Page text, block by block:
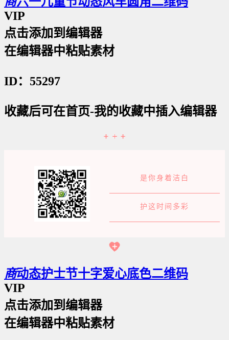
VIP
点击添加到编辑器
在编辑器中粘贴素材
ID：55297
收藏后可在首页-我的收藏中插入编辑器
是你身着洁白
护这时间多彩
商动态护士节十字爱心底色二维码
VIP
点击添加到编辑器
在编辑器中粘贴素材